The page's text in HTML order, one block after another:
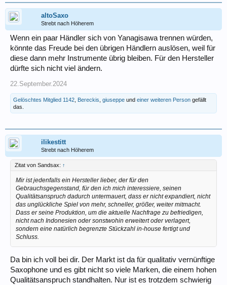
altoSaxo
Strebt nach Höherem
Wenn ein paar Händler sich von Yanagisawa trennen würden,
könnte das Freude bei den übrigen Händlern auslösen, weil für
diese dann mehr Instrumente übrig bleiben. Für den Hersteller
dürfte sich nicht viel ändern.
22.September.2024
Gelöschtes Mitglied 1142 Bereckis giuseppe und einer weiteren Person gefällt
das.
ilikestitt
Strebt nach Höherem
Zitat von Sandsax: ↑
Mir ist jedenfalls ein Hersteller lieber, der für den
Gebrauchsgegenstand, für den ich mich interessiere, seinen
Qualitätsanspruch dadurch untermauert, dass er nicht expandiert, nicht
das unglückliche Spiel von mehr, schneller, größer, weiter mitmacht.
Dass er seine Produktion, um die aktuelle Nachfrage zu befriedigen,
nicht nach Indonesien oder sonstwohin erweitert oder verlagert,
sondern eine natürlich begrenzte Stückzahl in-house fertigt und
Schluss.
Da bin ich voll bei dir. Der Markt ist da für qualitativ vernünftige
Saxophone und es gibt nicht so viele Marken, die einem hohen
Qualitätsanspruch standhalten. Nur ist es trotzdem schwierig